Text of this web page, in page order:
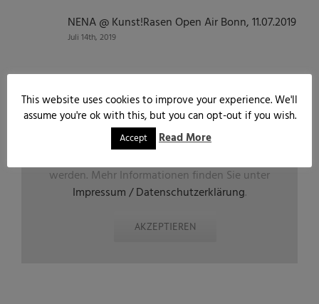
NENA @ Kunst!Rasen Open Air Bonn, 11.07.2019
Juli 14th, 2019
Find us on Facebook
Aus datenschutzrechlichen Gründen benötigt
werden. Mehr Informationen finden Sie unter
Impressum / Datenschutzerklärung.
AKZEPTIEREN
This website uses cookies to improve your experience. We'll
assume you're ok with this, but you can opt-out if you wish.
Accept Read More